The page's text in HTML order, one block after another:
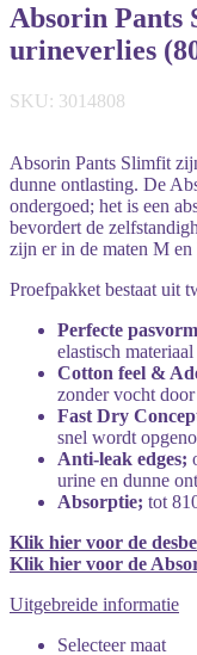
Absorin Pants
urineverlies
SKU: 3014808
Absorin Pants Slimfit
dunne ontlasting. De
ondergoed; het is een
bevordert de
zijn er in de maten M en
Proefpakket bestaat uit
Perfecte
elastisch
Cotton feel &
zonder vocht door
Fast Dry
snel wordt
Anti-leak edges;
urine en dunne
Absorptie; tot
Klik hier voor de
Klik hier voor de
Uitgebreide informatie
Selecteer maat